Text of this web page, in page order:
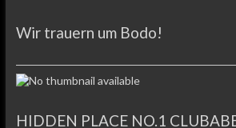
Wir trauern um Bodo!
HIDDEN PLACE NO.1